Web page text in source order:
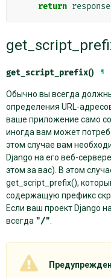
return response
get_script_prefix() ¶
Обычно вы всегда
определения URL-
ваше приложение само
иногда вам может
этом случае вам
Django на его веб-
этом за вас). В этом
get_script_prefix(),
содержащую префикс
Если ваш проект Django
всегда "/"